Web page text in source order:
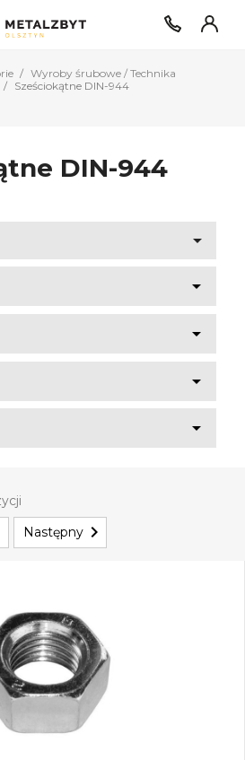
Wyroby śrubowe / Technika
Sześciokątne DIN-944
DIN-944





Następny 